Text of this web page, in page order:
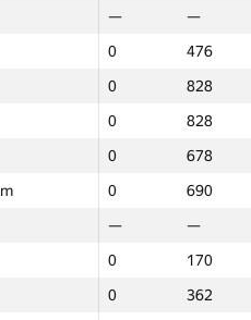
—
—
0
476
0
828
0
828
0
678
0
690
—
—
0
170
0
362
—
—
0
476
0
828
0
828
0
678
0
690
—
—
0
170
0
362